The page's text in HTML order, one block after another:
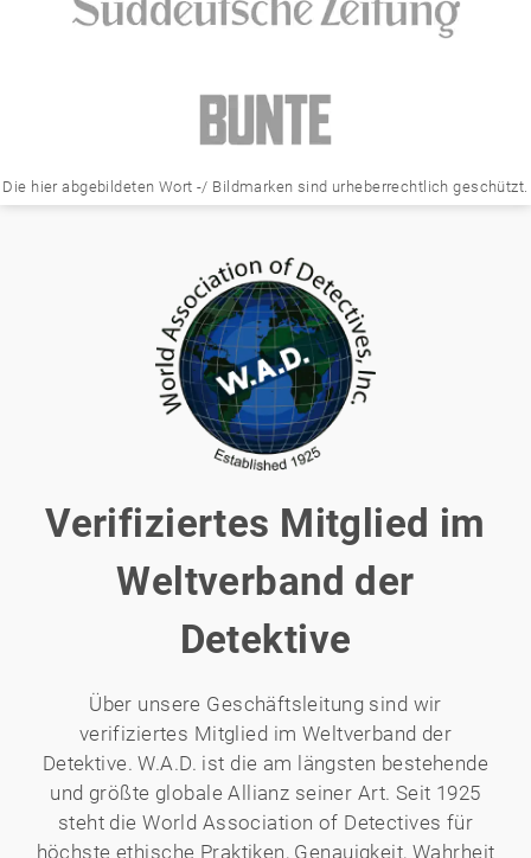
Die hier abgebildeten Wort -/ Bildmarken sind urheberrechtlich geschützt.
Verifiziertes Mitglied im
Weltverband der
Detektive
Über unsere Geschäftsleitung sind wir
verifiziertes Mitglied im Weltverband der
Detektive. W.A.D. ist die am längsten bestehende
und größte globale Allianz seiner Art. Seit 1925
steht die World Association of Detectives für
höchste ethische Praktiken, Genauigkeit, Wahrheit